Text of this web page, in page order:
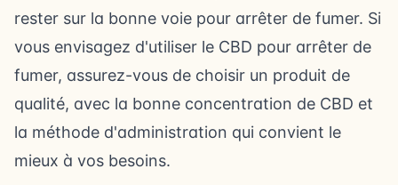
rester sur la bonne voie pour arrêter de fumer. Si
vous envisagez d'utiliser le CBD pour arrêter de
fumer, assurez-vous de choisir un produit de
qualité, avec la bonne concentration de CBD et
la méthode d'administration qui convient le
mieux à vos besoins.